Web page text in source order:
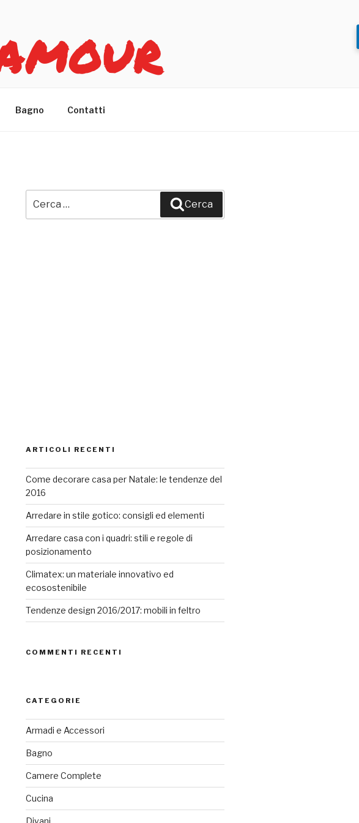
Bagno Contatti
Cerca
ARTICOLI RECENTI
Come decorare casa per Natale: le tendenze del
2016
Arredare in stile gotico: consigli ed elementi
Arredare casa con i quadri: stili e regole di
posizionamento
Climatex: un materiale innovativo ed
ecosostenibile
Tendenze design 2016/2017: mobili in feltro
COMMENTI RECENTI
CATEGORIE
Armadi e Accessori
Bagno
Camere Complete
Cucina